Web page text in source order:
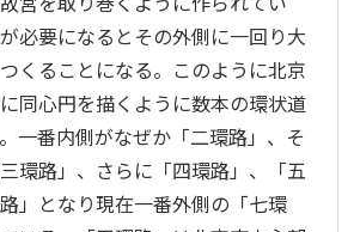
必要になるとその外側に一回り大
くることになる。このように北京
同心円を描くように数本の環状道
一番内側がなぜか「二環路」、そ
環路」、さらに「四環路」、「五
」となり現在一番外側の「七環